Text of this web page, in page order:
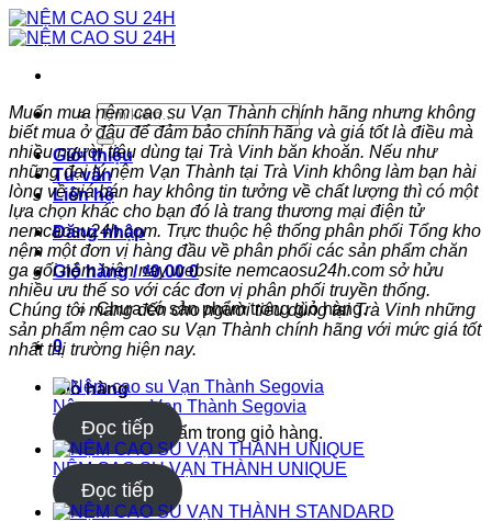
Skip
to
Tìm
kiếm:
Giới thiệu
Tư vấn
Liên hệ
Đăng nhập
Giỏ hàng /₫0.00 0
Chưa có sản phẩm trong giỏ hàng.
0
Giỏ hàng
Chưa có sản phẩm trong giỏ hàng.
Muốn mua nệm cao su Vạn Thành chính hãng nhưng không
biết mua ở đâu để đảm bảo chính hãng và giá tốt là điều mà
nhiều người tiêu dùng tại Trà Vinh băn khoăn. Nếu như
những đại lý nệm Vạn Thành tại Trà Vinh không làm bạn hài
lòng về giá bán hay không tin tưởng về chất lượng thì có một
lựa chọn khác cho bạn đó là trang thương mại điện tử
nemcaosu24h.com. Trực thuộc hệ thống phân phối Tổng kho
nệm một đơn vị hàng đầu về phân phối các sản phẩm chăn
ga gối nệm hiện nay website nemcaosu24h.com sở hửu
nhiều ưu thế so với các đơn vị phân phối truyền thống.
Chúng tôi mang đến cho người tiêu dùng tại Trà Vinh những
sản phẩm nệm cao su Vạn Thành chính hãng với mức giá tốt
nhất thị trường hiện nay.
Nệm cao su Vạn Thành Segovia
Đọc tiếp
NỆM CAO SU VẠN THÀNH UNIQUE
Đọc tiếp